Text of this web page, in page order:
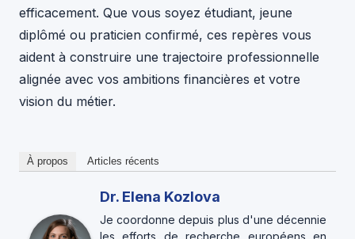
efficacement. Que vous soyez étudiant, jeune
diplômé ou praticien confirmé, ces repères vous
aident à construire une trajectoire professionnelle
alignée avec vos ambitions financières et votre
vision du métier.
À propos Articles récents
Dr. Elena Kozlova
Je coordonne depuis plus d'une décennie
les efforts de recherche européens en